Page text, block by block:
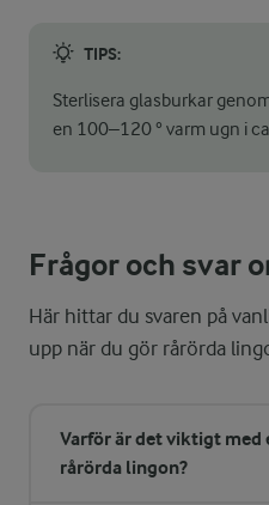
TIPS:
Sterlisera glasburkar
en 100–120 ° varm ugn i
Frågor och svar
Här hittar du svaren på
upp när du gör rårörda
Varför är det viktigt
rårörda lingon?